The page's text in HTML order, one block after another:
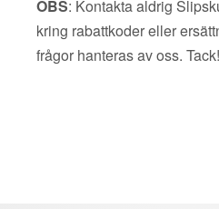
OBS: Kontakta aldrig
kring rabattkoder eller
frågor hanteras av oss. Tack!